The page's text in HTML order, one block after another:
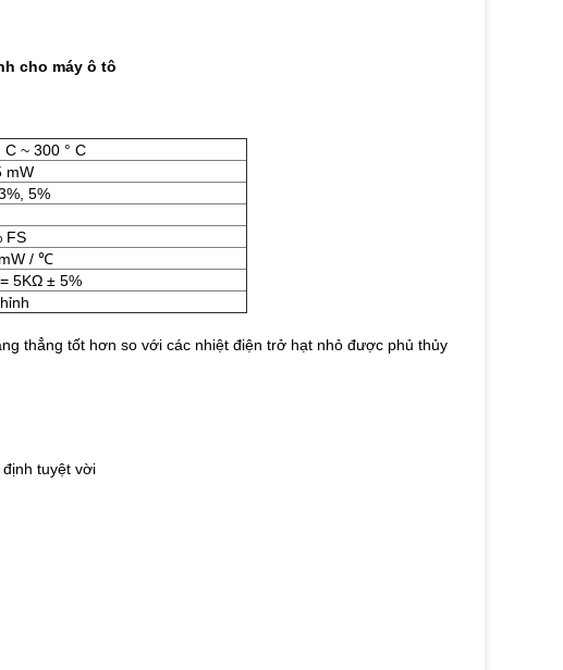
cho máy ô tô
C ~ 300 ° C
mW
5%
FS
/ ℃
5KΩ ± 5%
thẳng tốt hơn so với các nhiệt điện trở hạt nhỏ được phủ thủy
tuyệt vời